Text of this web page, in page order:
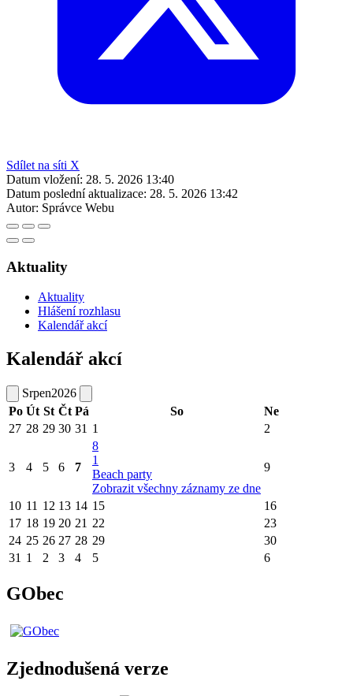
Sdílet na síti X
Datum vložení: 28. 5. 2026 13:40
Datum poslední aktualizace: 28. 5. 2026 13:42
Autor: Správce Webu
Aktuality
Aktuality
Hlášení rozhlasu
Kalendář akcí
Kalendář akcí
Srpen2026
Po Út St Čt Pá So
Ne
27 28 29 30 31 1 2
3 4 5 6 7
8
1
Beach party
Zobrazit všechny záznamy ze dne
9
10 11 12 13 14 15
16
17 18 19 20 21 22
23
24 25 26 27 28 29
30
31 1 2 3 4 5 6
GObec
Zjednodušená verze